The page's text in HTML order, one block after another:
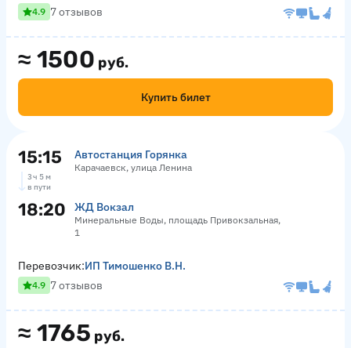
≈ 1500 руб.
Купить билет
4.9 7 отзывов
15:15 Автостанция Горянка
Карачаевск, улица Ленина
3 ч 5 м
в пути
18:20 ЖД Вокзал
Минеральные Воды, площадь Привокзальная,
1
≈ 1765 руб.
Перевозчик:ИП Тимошенко В.Н.
4.9 7 отзывов